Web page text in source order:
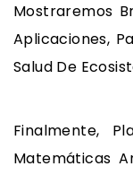
Mostraremos
Aplicaciones,
Salud De
Finalmente,
Matemáticas